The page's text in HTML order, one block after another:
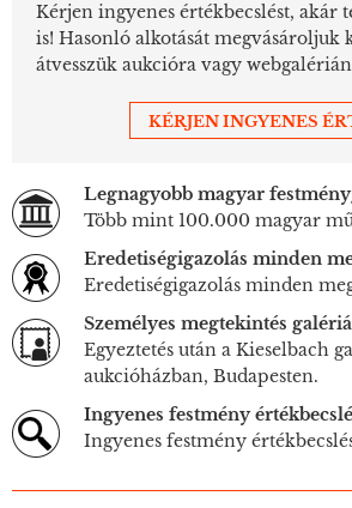
Kérjen ingyenes értékbecslést, akár
is! Hasonló alkotását megvásároljuk
átvesszük aukcióra vagy
KÉRJEN INGYENES
Legnagyobb magyar
Több mint 100.000 magyar
Eredetiségigazolás minden
Eredetiségigazolás minden
Személyes megtekintés
Egyeztetés után a Kieselbach
aukcióházban, Budapesten.
Ingyenes festmény
Ingyenes festmény